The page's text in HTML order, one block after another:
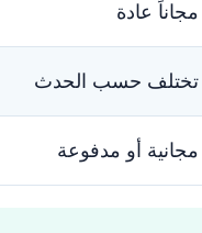
مجاناً عادة
تختلف حسب الحدث
مجانية أو مدفوعة